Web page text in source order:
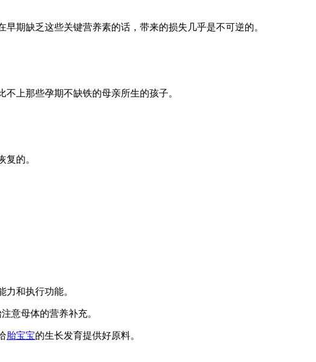
期缺乏这些关键营养素的话，带来的损失几乎是不可逆的。
上那些孕期不缺铁的母亲所生的孩子。
的。
和执行功能。
意母体的营养补充。
胎宝宝的生长发育提供好原料。